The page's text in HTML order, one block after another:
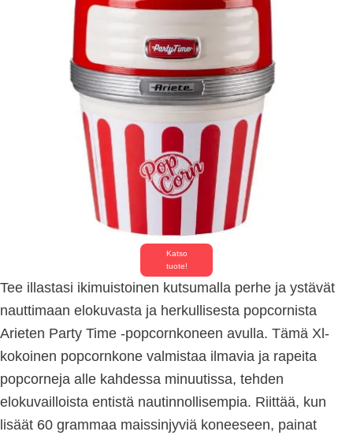
Katso
tuote!
Tee illastasi ikimuistoinen kutsumalla perhe ja ystävät
nauttimaan elokuvasta ja herkullisesta popcornista
Arieten Party Time -popcornkoneen avulla. Tämä Xl-
kokoinen popcornkone valmistaa ilmavia ja rapeita
popcorneja alle kahdessa minuutissa, tehden
elokuvailloista entistä nautinnollisempia. Riittää, kun
lisäät 60 grammaa maissinjyviä koneeseen, painat